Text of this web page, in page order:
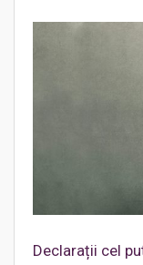
Declarații cel